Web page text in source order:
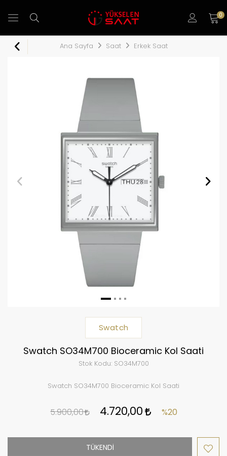
0
Ana Sayfa Saat Erkek Saat
Swatch
Swatch SO34M700 Bioceramic Kol Saati
Stok Kodu:SO34M700
Swatch SO34M700 Bioceramic Kol Saati
5.900,00 4.720,00 %20
TÜKENDİ